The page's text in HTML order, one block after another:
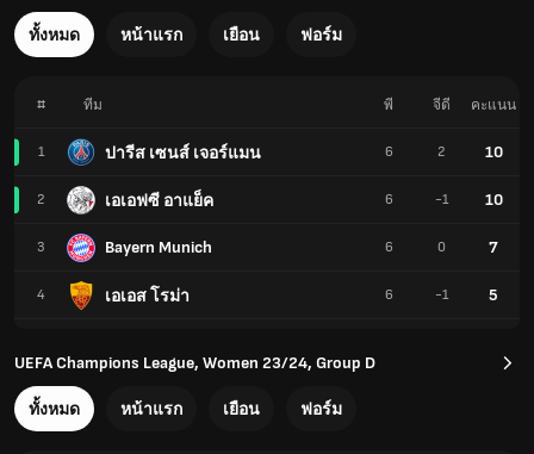
ทั้งหมด หน้าแรก เยือน ฟอร์ม
# ทีม
1 ปารีส เซนส์ เจอร์แมน
2 เอเอฟซี อาแย็ค
3 Bayern Munich
4 เอเอส โรม่า
พี จีดี คะแนน
6 2 10
6 -1 10
6 0 7
6 -1 5
UEFA Champions League, Women 23/24, Group D
ทั้งหมด หน้าแรก เยือน ฟอร์ม